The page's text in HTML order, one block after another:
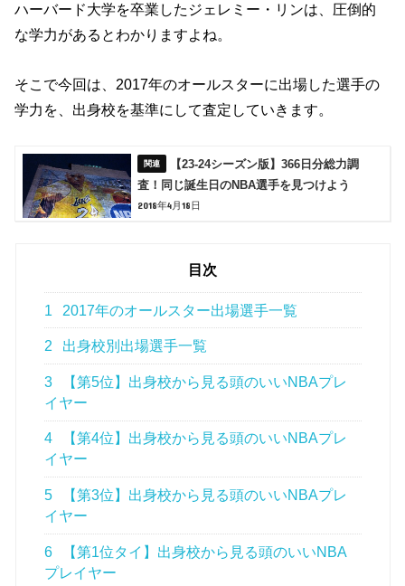
ハーバード大学を卒業したジェレミー・リンは、圧倒的
な学力があるとわかりますよね。
そこで今回は、2017年のオールスターに出場した選手の
学力を、出身校を基準にして査定していきます。
【23-24シーズン版】366日分総力調
査！同じ誕生日のNBA選手を見つけよう
2018年4月18日
目次
1 2017年のオールスター出場選手一覧
2 出身校別出場選手一覧
3
【第5位】出身校から見る頭のいいNBAプレ
イヤー
4
【第4位】出身校から見る頭のいいNBAプレ
イヤー
5
【第3位】出身校から見る頭のいいNBAプレ
イヤー
6
【第1位タイ】出身校から見る頭のいいNBA
プレイヤー